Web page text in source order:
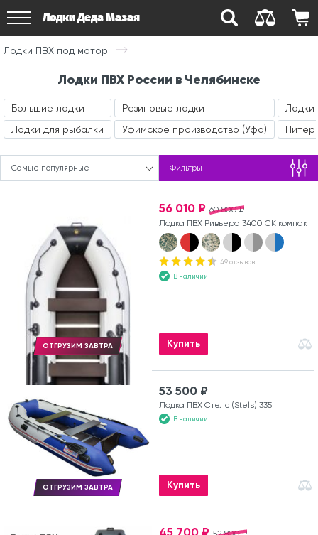
Лодки Деда Мазая
Лодки ПВХ под мотор
Лодки ПВХ России в Челябинске
Большие лодки
Лодки для рыбалки
Резиновые лодки
Уфимское производство (Уфа)
Лодки
Самые популярные Фильтры
ОТГРУЗИМ ЗАВТРА
60 800 ₽
56 010 ₽
Лодка ПВХ Ривьера 3400 СК компакт
49 отзывов
В наличии
Купить
ОТГРУЗИМ ЗАВТРА
53 500 ₽
Лодка ПВХ Стелс (Stels) 335
В наличии
Купить